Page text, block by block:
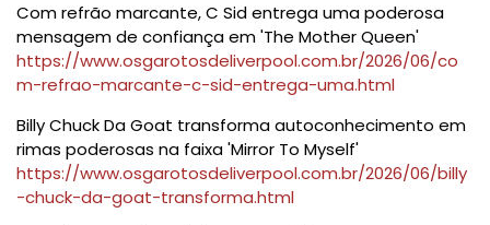
Com refrão marcante, C Sid entrega uma poderosa
mensagem de confiança em 'The Mother Queen'
https://www.osgarotosdeliverpool.com.br/2026/06/co
m-refrao-marcante-c-sid-entrega-uma.html
Billy Chuck Da Goat transforma autoconhecimento em
rimas poderosas na faixa 'Mirror To Myself'
https://www.osgarotosdeliverpool.com.br/2026/06/billy
-chuck-da-goat-transforma.html